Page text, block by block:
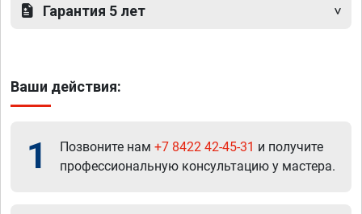
Гарантия 5 лет
Ваши действия:
1 Позвоните нам +7 8422 42-45-31 и получите
профессиональную консультацию у мастера.